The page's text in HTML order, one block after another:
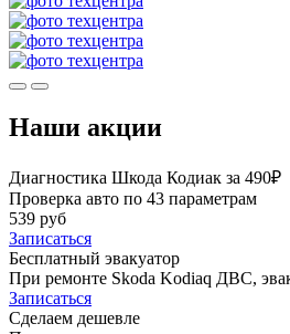
Наши акции
Диагностика Шкода Кодиак за 490₽
Проверка авто по 43 параметрам
539 руб
Записаться
Бесплатный эвакуатор
При ремонте Skoda Kodiaq ДВС,
Записаться
Сделаем дешевле